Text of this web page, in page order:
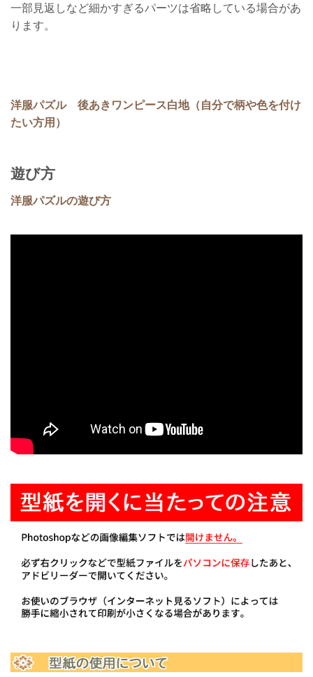
一部見返しなど細かすぎるパーツは省略している場合があ
ります。
洋服パズル 後あきワンピース白地（自分で柄や色を付け
たい方用）
遊び方
洋服パズルの遊び方